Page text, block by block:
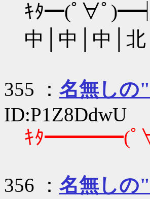
ｷﾀ━(ﾟ∀ﾟ
中│中│中│
355 ： 名無しの
ID:P1Z8DdwU
ｷﾀ━━━━(
356 ： 名無しの